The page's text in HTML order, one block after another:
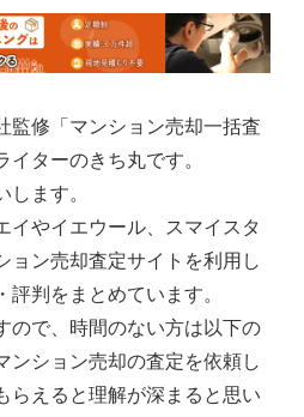
監修「マンション売却一括査
ターのきち丸です。
ます。
イやイエウール、スマイスタ
ョン売却査定サイトを利用し
判をまとめています。
ので、時間のない方は以下の
ンション売却の査定を依頼し
らえると理解が深まると思い